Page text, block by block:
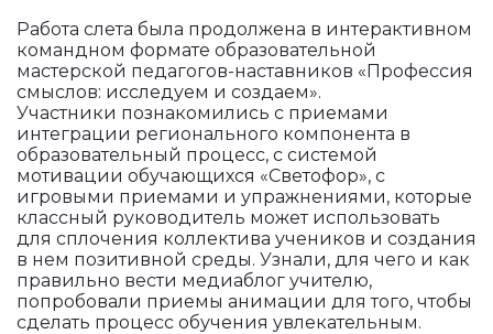
Работа слета была продолжена в интерактивном
командном формате образовательной
мастерской педагогов-наставников «Профессия
смыслов: исследуем и создаем».
Участники познакомились с приемами
интеграции регионального компонента в
образовательный процесс, с системой
мотивации обучающихся «Светофор», с
игровыми приемами и упражнениями, которые
классный руководитель может использовать
для сплочения коллектива учеников и создания
в нем позитивной среды. Узнали, для чего и как
правильно вести медиаблог учителю,
попробовали приемы анимации для того, чтобы
сделать процесс обучения увлекательным.